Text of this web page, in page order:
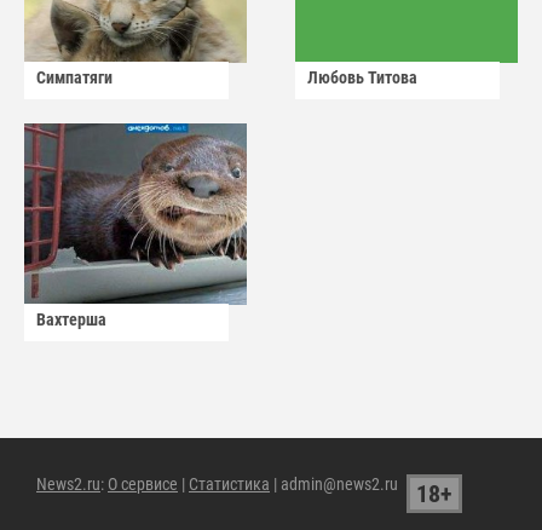
Симпатяги Любовь Титова
Вахтерша
News2.ru: О сервисе | Статистика | admin@news2.ru 18+